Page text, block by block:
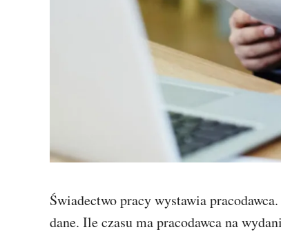
Świadectwo pracy wystawia
dane. Ile czasu ma pracodawca na